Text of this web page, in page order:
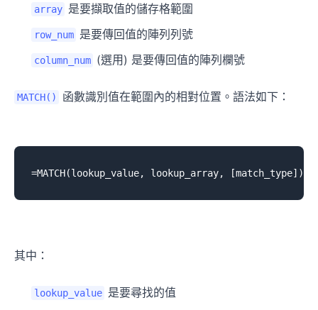
array 是要擷取值的儲存格範圍
row_num 是要傳回值的陣列列號
column_num (選用) 是要傳回值的陣列欄號
MATCH() 函數識別值在範圍內的相對位置。語法如下：
其中：
lookup_value 是要尋找的值